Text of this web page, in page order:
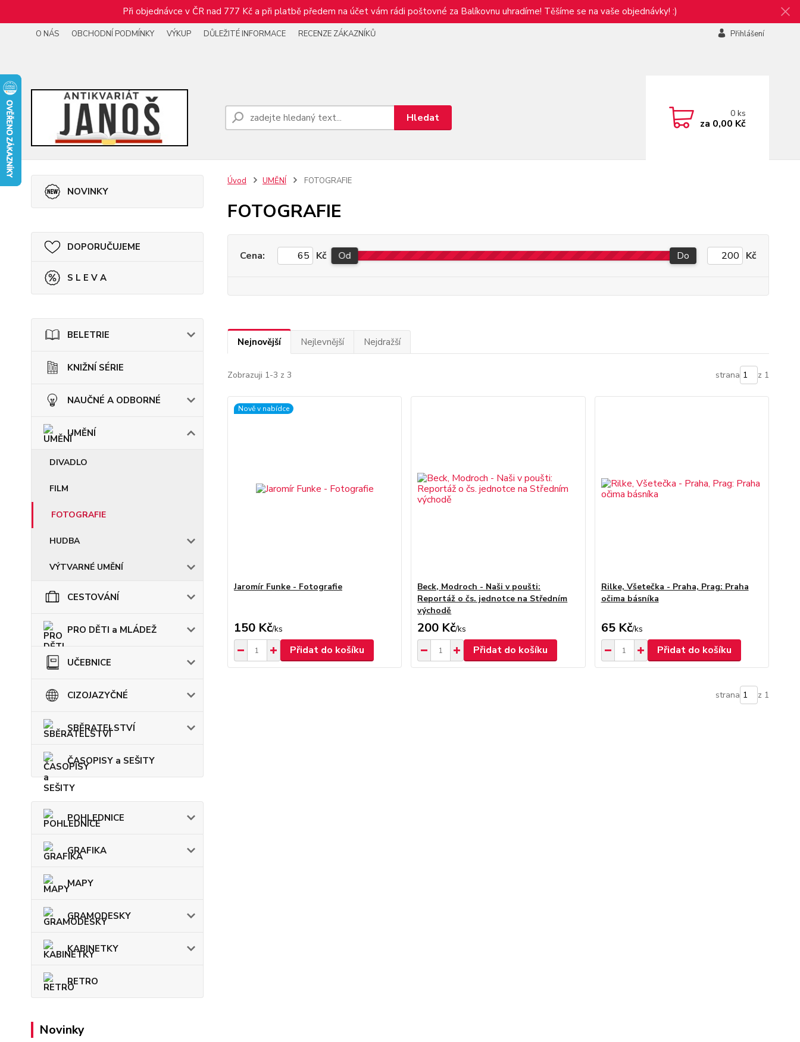
Při objednávce v ČR nad 777 Kč a při platbě předem na účet vám rádi poštovné za Balíkovnu uhradíme! Těšíme se na vaše objednávky! :)
O NÁS OBCHODNÍ PODMÍNKY VÝKUP DŮLEŽITÉ INFORMACE RECENZE ZÁKAZNÍKŮ Přihlášení
Hledat 0ks
za 0,00 Kč
NOVINKY
DOPORUČUJEME
S L E V A
BELETRIE
KNIŽNÍ SÉRIE
NAUČNÉ A ODBORNÉ
UMĚNÍ
DIVADLO
FILM
FOTOGRAFIE
HUDBA
VÝTVARNÉ UMĚNÍ
CESTOVÁNÍ
PRO DĚTI a MLÁDEŽ
UČEBNICE
CIZOJAZYČNÉ
SBĚRATELSTVÍ
ČASOPISY a SEŠITY
POHLEDNICE
GRAFIKA
MAPY
GRAMODESKY
KABINETKY
RETRO
Novinky
Úvod UMĚNÍ FOTOGRAFIE
FOTOGRAFIE
Cena: Kč Od Do Kč
Nejnovější Nejlevnější Nejdražší
Zobrazuji 1-3 z 3 strana z 1
Nově v nabídce
Jaromír Funke - Fotografie
150 Kč/ks
Přidat do košíku
Beck, Modroch - Naši v poušti:
Reportáž o čs. jednotce na Středním
východě
200 Kč/ks
Přidat do košíku
Rilke, Všetečka - Praha, Prag: Praha
očima básníka
65 Kč/ks
Přidat do košíku
strana z 1